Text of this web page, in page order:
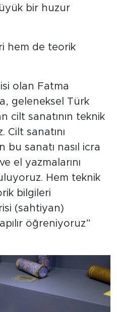
ruhuna hitap
bir huzur
hem de teorik
olan Fatma
geleneksel Türk
cilt sanatının teknik
sanatını
bu sanatı nasıl icra
el yazmalarını
Hem teknik
bilgileri
(sahtiyan)
öğreniyoruz”